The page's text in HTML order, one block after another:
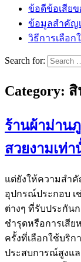
ข้อดีข้อเสีย
ข้อมูลสำคัญ
วิธีการเลือก
Search for:
Category: สิ
ร้านผ้าม่านภู
สวยงามเท่า
แต่ยังให้ความสำ
อุปกรณ์ประกอบ เ
ต่างๆ ที่รับประกัน
ชำรุดหรือการเสี
ครั้งที่เลือกใช้บริก
ประสบการณ์สูงแ